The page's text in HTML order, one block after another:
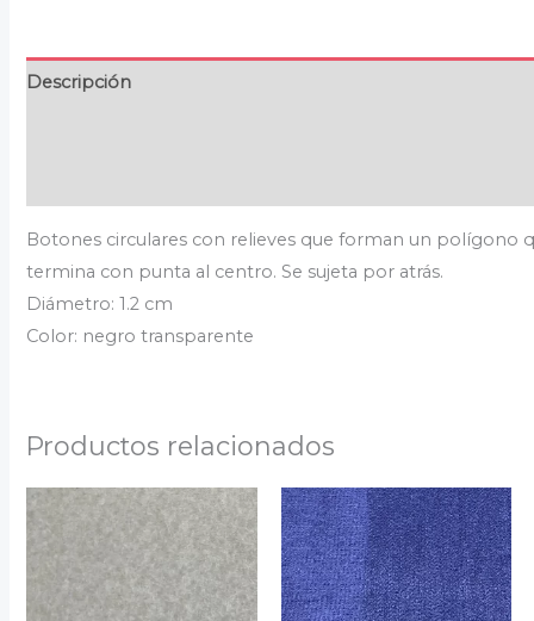
Descripción
Botones circulares con relieves que forman un polígono
termina con punta al centro. Se sujeta por atrás.
Diámetro: 1.2 cm
Color: negro transparente
Productos relacionados